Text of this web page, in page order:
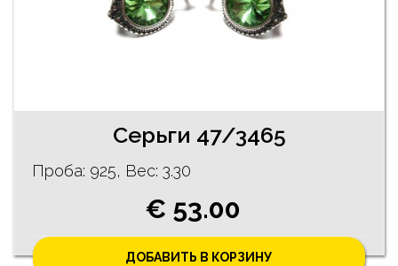
Cерьги 47/3465
Проба: 925, Bес: 3.30
€ 53.00
ДОБАВИТЬ В КОРЗИНУ